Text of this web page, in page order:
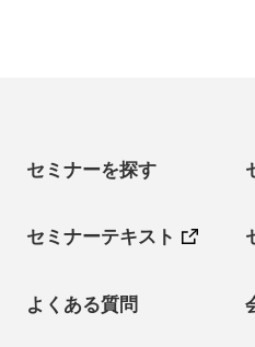
セミナーを探す
セミナーテキスト
よくある質問